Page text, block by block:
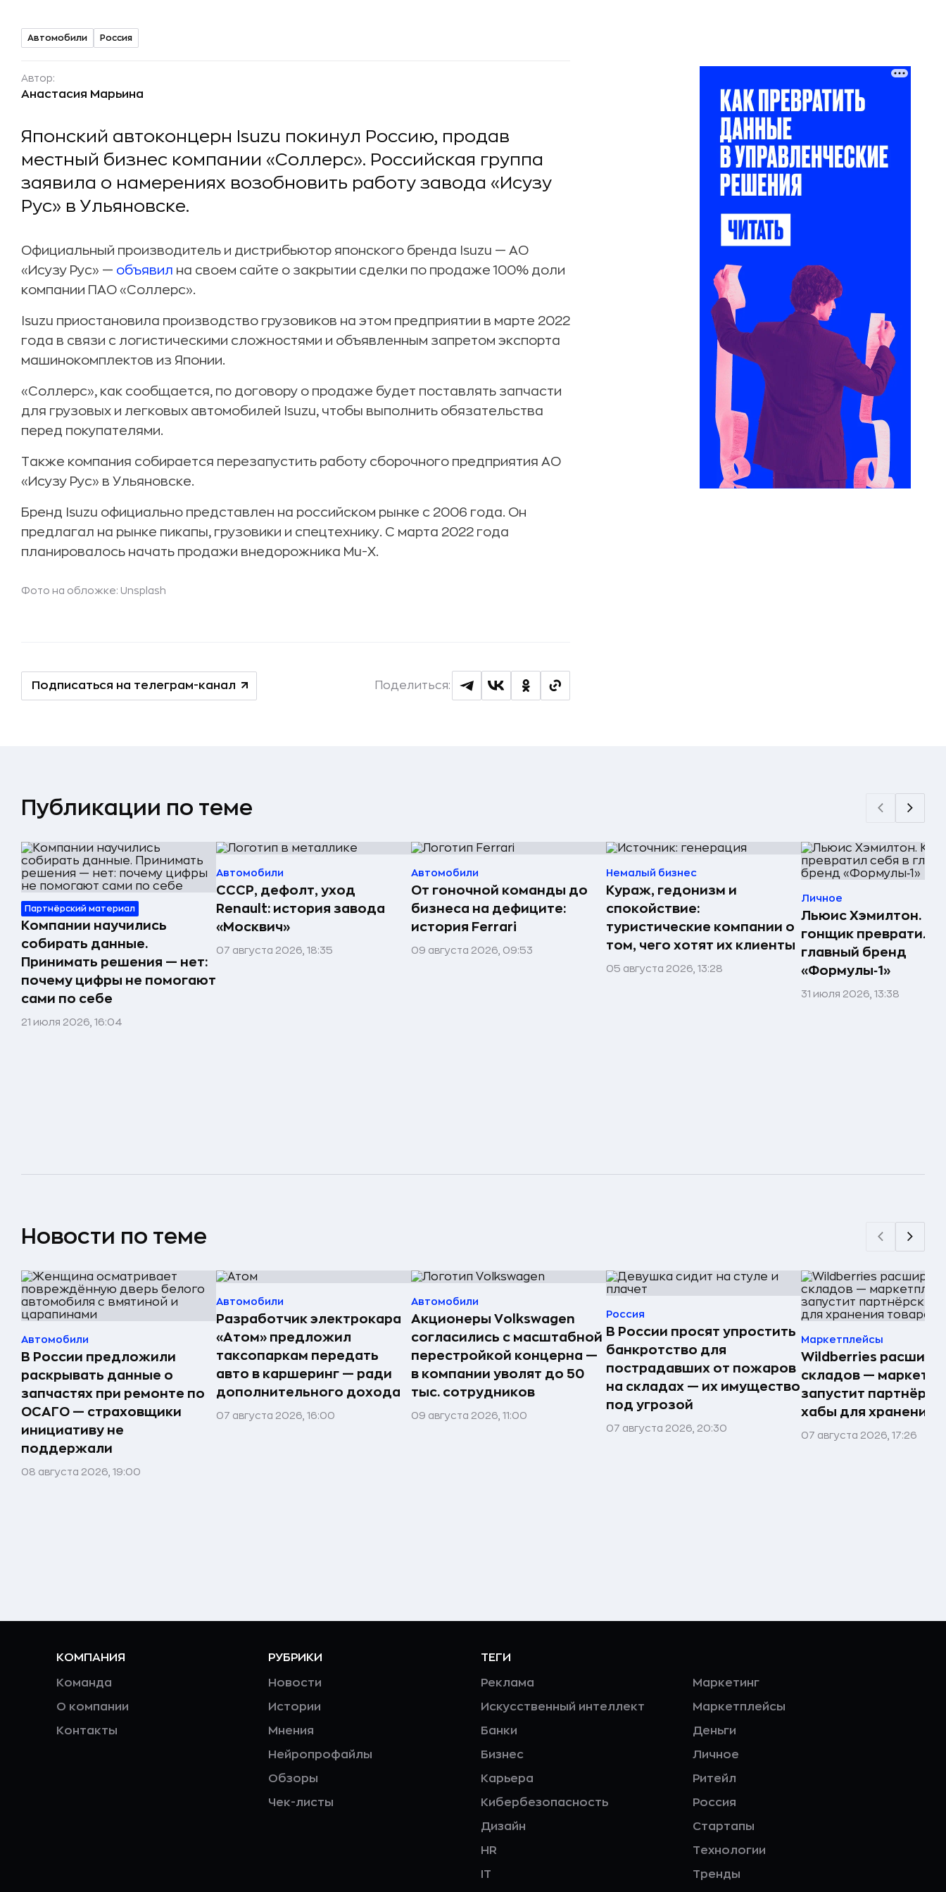
Автомобили Россия
Автор:
Анастасия Марьина
Японский автоконцерн Isuzu покинул Россию, продав
местный бизнес компании «Соллерс». Российская группа
заявила о намерениях возобновить работу завода «Исузу
Рус» в Ульяновске.
Официальный производитель и дистрибьютор японского бренда Isuzu — АО
«Исузу Рус» — объявил на своем сайте о закрытии сделки по продаже 100% доли
компании ПАО «Соллерс».
Isuzu приостановила производство грузовиков на этом предприятии в марте 2022
года в связи с логистическими сложностями и объявленным запретом экспорта
машинокомплектов из Японии.
«Соллерс», как сообщается, по договору о продаже будет поставлять запчасти
для грузовых и легковых автомобилей Isuzu, чтобы выполнить обязательства
перед покупателями.
Также компания собирается перезапустить работу сборочного предприятия АО
«Исузу Рус» в Ульяновске.
Бренд Isuzu официально представлен на российском рынке с 2006 года. Он
предлагал на рынке пикапы, грузовики и спецтехнику. С марта 2022 года
планировалось начать продажи внедорожника Mu-X.
Фото на обложке: Unsplash
Подписаться на телеграм-канал Поделиться:
Публикации по теме
Партнёрский материал
Компании научились
собирать данные.
Принимать решения — нет:
почему цифры не помогают
сами по себе
21 июля 2026, 16:04
Автомобили
СССР, дефолт, уход
Renault: история завода
«Москвич»
07 августа 2026, 18:35
Автомобили
От гоночной команды до
бизнеса на дефиците:
история Ferrari
09 августа 2026, 09:53
Немалый бизнес
Кураж, гедонизм и
спокойствие:
туристические компании о
том, чего хотят их клиенты
05 августа 2026, 13:28
Личное
Льюис Хэмилтон.
гонщик превратил
главный бренд
«Формулы‑1»
31 июля 2026, 13:38
Новости по теме
Автомобили
В России предложили
раскрывать данные о
запчастях при ремонте по
ОСАГО — страховщики
инициативу не
поддержали
08 августа 2026, 19:00
Автомобили
Разработчик электрокара
«Атом» предложил
таксопаркам передать
авто в каршеринг — ради
дополнительного дохода
07 августа 2026, 16:00
Автомобили
Акционеры Volkswagen
согласились с масштабной
перестройкой концерна —
в компании уволят до 50
тыс. сотрудников
09 августа 2026, 11:00
Россия
В России просят упростить
банкротство для
пострадавших от пожаров
на складах — их имущество
под угрозой
07 августа 2026, 20:30
Маркетплейсы
Wildberries
складов —
запустит
хабы для хранения
07 августа 2026, 17:26
КОМПАНИЯ
Команда
О компании
Контакты
РУБРИКИ
Новости
Истории
Мнения
Нейропрофайлы
Обзоры
Чек-листы
ТЕГИ
Реклама
Искусственный интеллект
Банки
Бизнес
Карьера
Кибербезопасность
Дизайн
HR
IT
Маркетинг
Маркетплейсы
Деньги
Личное
Ритейл
Россия
Стартапы
Технологии
Тренды